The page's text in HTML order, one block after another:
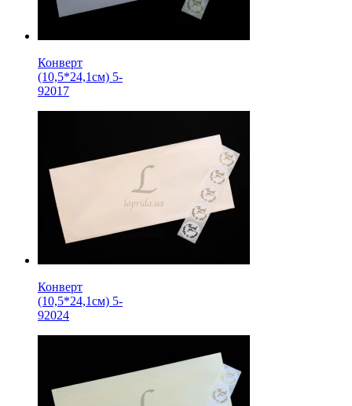
Конверт
(10,5*24,1см) 5-
92017
Конверт
(10,5*24,1см) 5-
92024